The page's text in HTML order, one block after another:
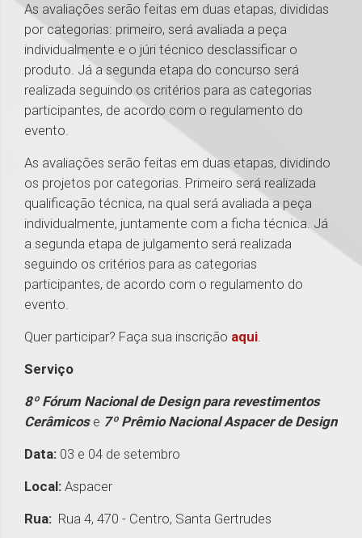
As avaliações serão feitas em duas etapas, divididas
por categorias: primeiro, será avaliada a peça
individualmente e o júri técnico desclassificar o
produto. Já a segunda etapa do concurso será
realizada seguindo os critérios para as categorias
participantes, de acordo com o regulamento do
evento.
As avaliações serão feitas em duas etapas, dividindo
os projetos por categorias. Primeiro será realizada
qualificação técnica, na qual será avaliada a peça
individualmente, juntamente com a ficha técnica. Já
a segunda etapa de julgamento será realizada
seguindo os critérios para as categorias
participantes, de acordo com o regulamento do
evento.
Quer participar? Faça sua inscrição aqui.
Serviço
8º Fórum Nacional de Design para revestimentos
Cerâmicose 7º Prêmio Nacional Aspacer de Design
Data: 03 e 04 de setembro
Local: Aspacer
Rua: Rua 4, 470 - Centro, Santa Gertrudes
1